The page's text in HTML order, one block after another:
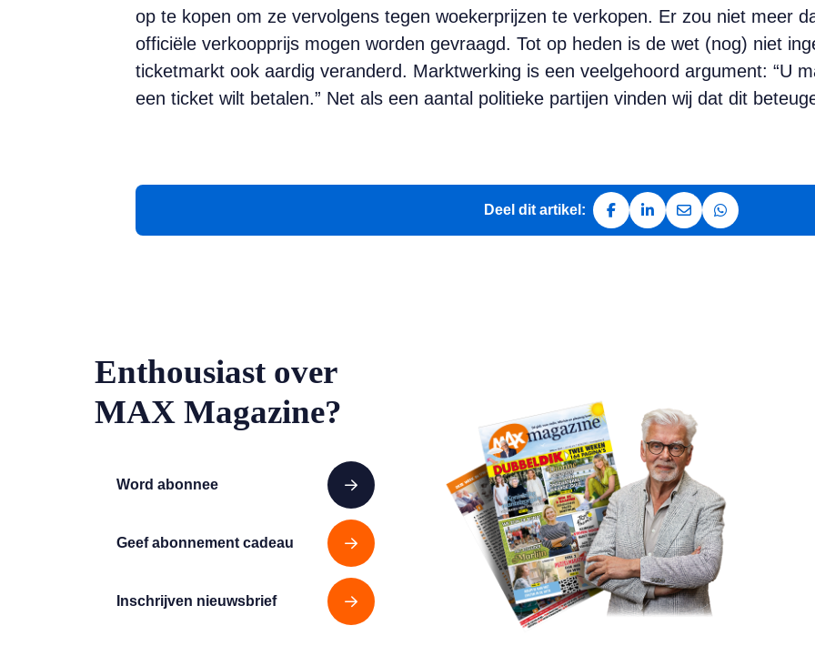
op te kopen om ze vervolgens tegen woekerprijzen te verkopen. Er zou niet meer
officiële verkoopprijs mogen worden gevraagd. Tot op heden is de wet (nog) niet
ticketmarkt ook aardig veranderd. Marktwerking is een veelgehoord argument: “U
een ticket wilt betalen.” Net als een aantal politieke partijen vinden wij dat dit
Deel dit artikel:
Deel op Facebook
Deel op LinkedIn
Deel via e-mail
Deel via
Enthousiast over
MAX Magazine?
Word abonnee
Geef abonnement cadeau
Inschrijven nieuwsbrief